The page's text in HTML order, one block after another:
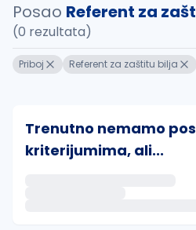
Posao Referent za
(0 rezultata)
Priboj Referent za zaštitu bilja
Trenutno nemamo
kriterijumima, ali...